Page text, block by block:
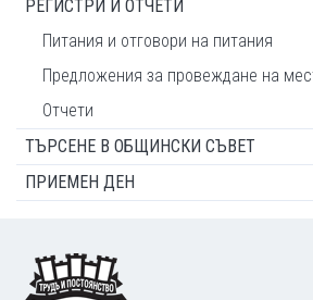
РЕГИСТРИ И ОТЧЕТИ
Питания и отговори на питания
Предложения за провеждане на
Отчети
ТЪРСЕНЕ В ОБЩИНСКИ СЪВЕТ
ПРИЕМЕН ДЕН
Footer